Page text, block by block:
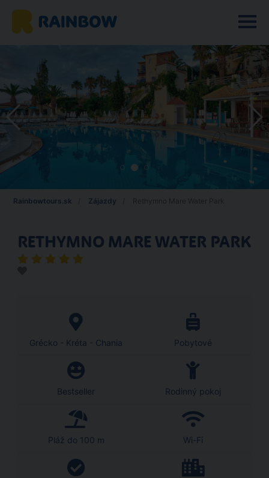
Rainbowtours.sk Zájazdy
RETHYMNO MARE WATER PARK
Grécko - Kréta - Chania Pobytové
Bestseller Rodinný pokoj
Pláž do 100 m Wi-Fi